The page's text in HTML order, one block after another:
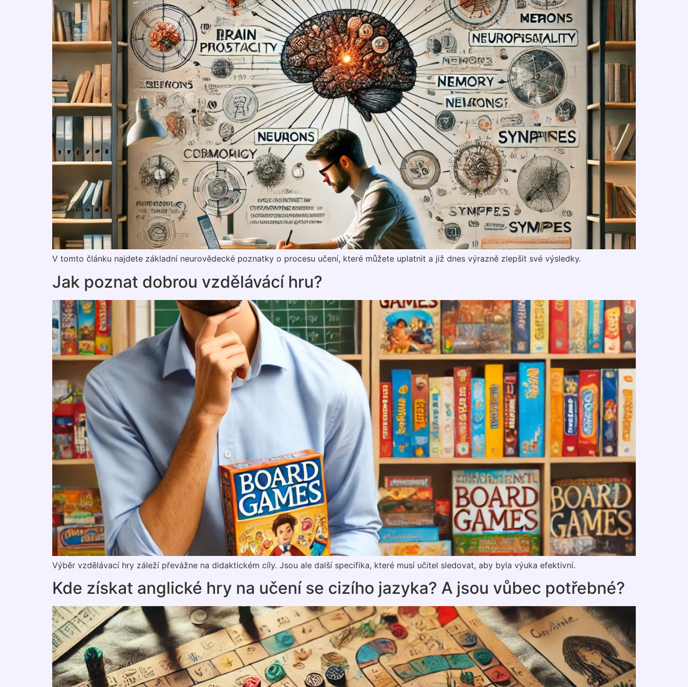
V tomto článku najdete základní neurovědecké poznatky o procesu učení, které můžete uplatnit a již dnes výrazně zlepšit své výsledky.
Jak poznat dobrou vzdělávácí hru?
Výběr vzdělávací hry záleží převážne na didaktickém cíly. Jsou ale další specifika, které musí učitel sledovat, aby byla výuka efektivní.
Kde získat anglické hry na učení se cizího jazyka? A jsou vůbec potřebné?